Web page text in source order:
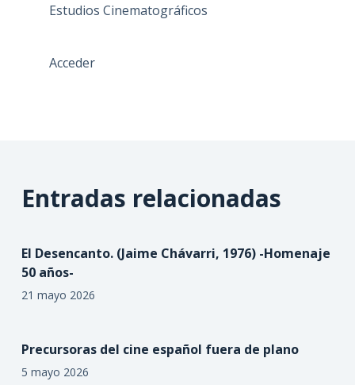
Estudios Cinematográficos
Acceder
Entradas relacionadas
El Desencanto. (Jaime Chávarri, 1976) -Homenaje
50 años-
21 mayo 2026
Precursoras del cine español fuera de plano
5 mayo 2026